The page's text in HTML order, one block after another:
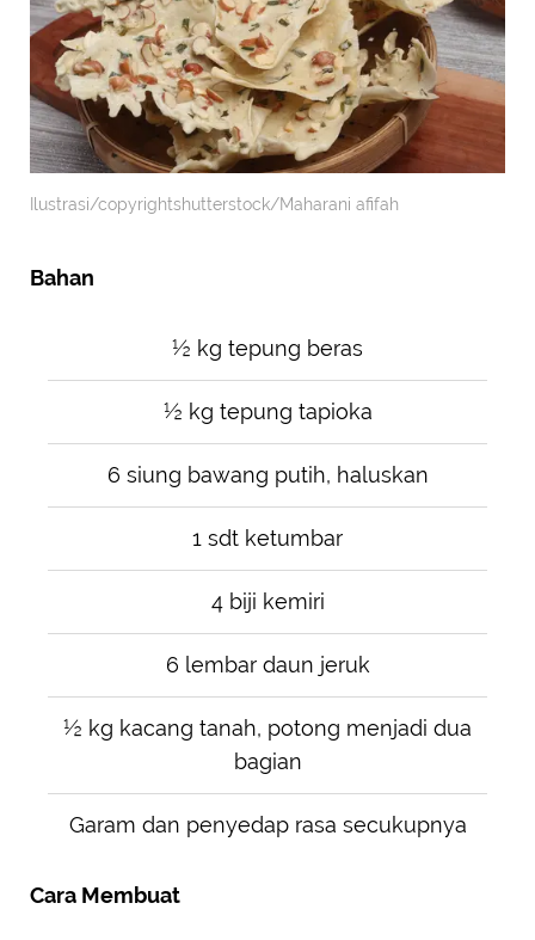
Ilustrasi/copyrightshutterstock/Maharani afifah
Bahan
½ kg tepung beras
½ kg tepung tapioka
6 siung bawang putih, haluskan
1 sdt ketumbar
4 biji kemiri
6 lembar daun jeruk
½ kg kacang tanah, potong menjadi dua
bagian
Garam dan penyedap rasa secukupnya
Cara Membuat